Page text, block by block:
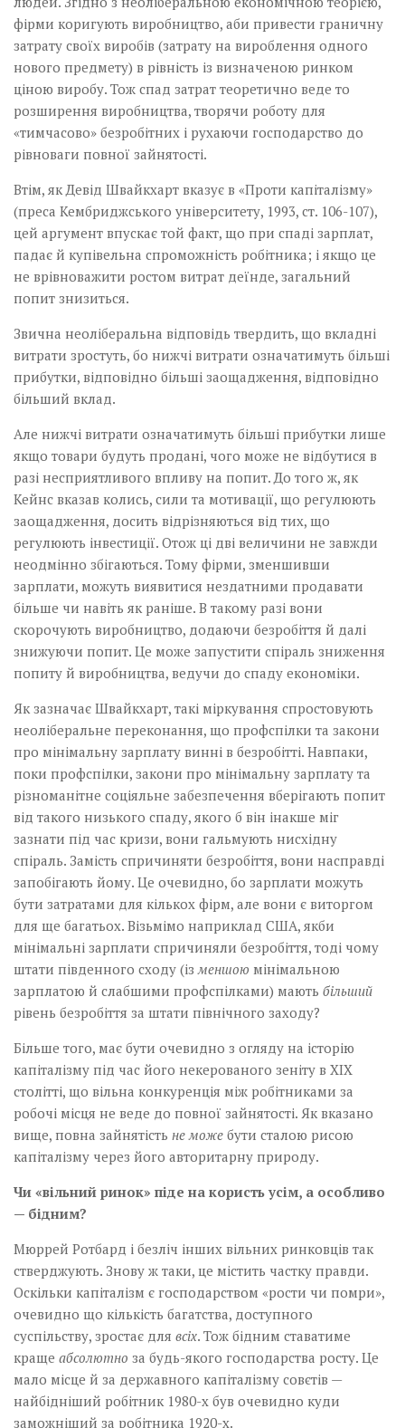
фірми коригують виробництво, аби привести граничну
затрату своїх виробів (затрату на вироблення одного
нового предмету) в рівність із визначеною ринком
ціною виробу. Тож спад затрат теоретично веде то
розширення виробництва, творячи роботу для
«тимчасово» безробітних і рухаючи господарство до
рівноваги повної зайнятості.
Втім, як Девід Швайкхарт вказує в «Проти капіталізму»
(преса Кембриджського університету, 1993, ст. 106-107),
цей аргумент впускає той факт, що при спаді зарплат,
падає й купівельна спроможність робітника; і якщо це
не врівноважити ростом витрат деїнде, загальний
попит знизиться.
Звична неоліберальна відповідь твердить, що вкладні
витрати зростуть, бо нижчі витрати означатимуть більші
прибутки, відповідно більші заощадження, відповідно
більший вклад.
Але нижчі витрати означатимуть більші прибутки лише
якщо товари будуть продані, чого може не відбутися в
разі несприятливого впливу на попит. До того ж, як
Кейнс вказав колись, сили та мотивації, що регулюють
заощадження, досить відрізняються від тих, що
регулюють інвестиції. Отож ці дві величини не завжди
неодмінно збігаються. Тому фірми, зменшивши
зарплати, можуть виявитися нездатними продавати
більше чи навіть як раніше. В такому разі вони
скорочують виробництво, додаючи безробіття й далі
знижуючи попит. Це може запустити спіраль зниження
попиту й виробництва, ведучи до спаду економіки.
Як зазначає Швайкхарт, такі міркування спростовують
неоліберальне переконання, що профспілки та закони
про мінімальну зарплату винні в безробітті. Навпаки,
поки профспілки, закони про мінімальну зарплату та
різноманітне соціяльне забезпечення вберігають попит
від такого низького спаду, якого б він інакше міг
зазнати під час кризи, вони гальмують нисхідну
спіраль. Замість спричиняти безробіття, вони насправді
запобігають йому. Це очевидно, бо зарплати можуть
бути затратами для кількох фірм, але вони є виторгом
для ще багатьох. Візьмімо наприклад США, якби
мінімальні зарплати спричиняли безробіття, тоді чому
штати південного сходу (ізменшою мінімальною
зарплатою й слабшими профспілками) мають більший
рівень безробіття за штати північного заходу?
Більше того, має бути очевидно з огляду на історію
капіталізму під час його некерованого зеніту в XIX
столітті, що вільна конкуренція між робітниками за
робочі місця не веде до повної зайнятості. Як вказано
вище, повна зайнятість не може бути сталою рисою
капіталізму через його авторитарну природу.
Чи «вільний ринок» піде на користь усім, а особливо
— бідним?
Мюррей Ротбард і безліч інших вільних ринковців так
стверджують. Знову ж таки, це містить частку правди.
Оскільки капіталізм є господарством «рости чи помри»,
очевидно що кількість багатства, доступного
суспільству, зростає для всіх. Тож бідним ставатиме
краще абсолютно за будь-якого господарства росту. Це
мало місце й за державного капіталізму совєтів —
найбідніший робітник 1980-х був очевидно куди
заможніший за робітника 1920-х.